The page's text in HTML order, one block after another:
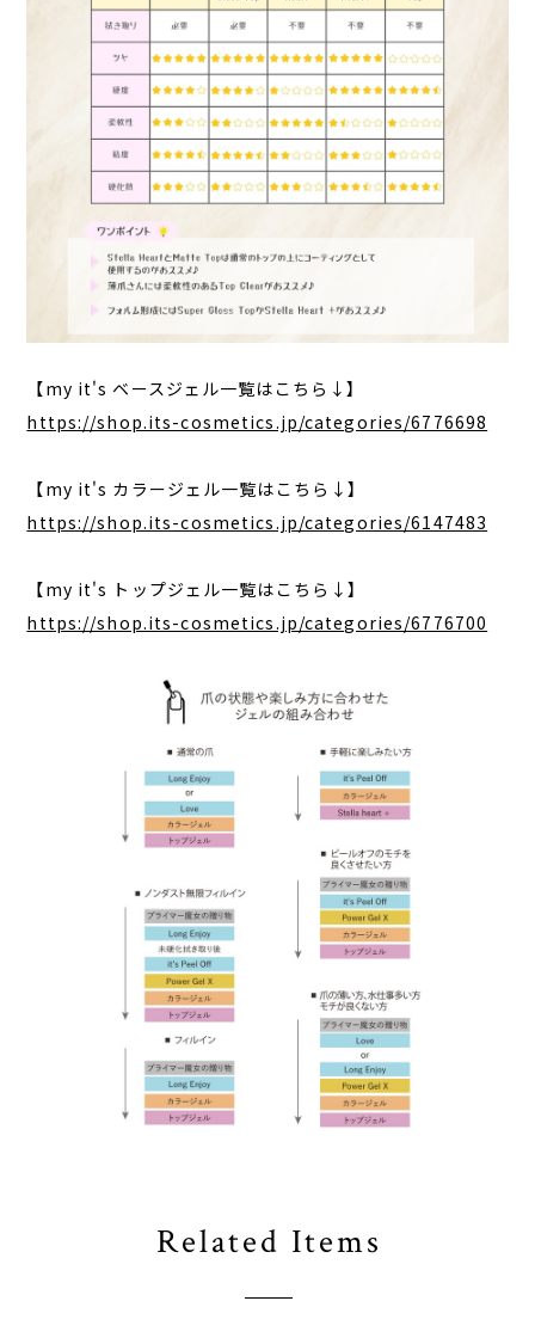
【my it's ベースジェル一覧はこちら↓】
https://shop.its-cosmetics.jp/categories/6776698
【my it's カラージェル一覧はこちら↓】
https://shop.its-cosmetics.jp/categories/6147483
【my it's トップジェル一覧はこちら↓】
https://shop.its-cosmetics.jp/categories/6776700
Related Items